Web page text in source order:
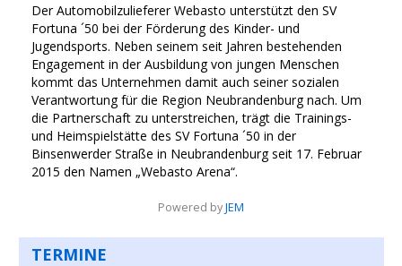
Der Automobilzulieferer Webasto unterstützt den SV
Fortuna ´50 bei der Förderung des Kinder- und
Jugendsports. Neben seinem seit Jahren bestehenden
Engagement in der Ausbildung von jungen Menschen
kommt das Unternehmen damit auch seiner sozialen
Verantwortung für die Region Neubrandenburg nach. Um
die Partnerschaft zu unterstreichen, trägt die Trainings-
und Heimspielstätte des SV Fortuna ´50 in der
Binsenwerder Straße in Neubrandenburg seit 17. Februar
2015 den Namen „Webasto Arena“.
Powered byJEM
TERMINE